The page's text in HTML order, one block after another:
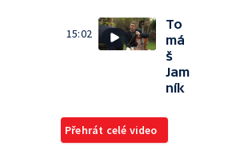
15:02
To
má
š
Jam
ník
Přehrát celé video